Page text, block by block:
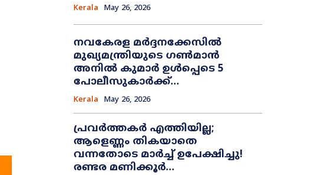
Kerala May 26, 2026
നവകേരള മർദ്ദനക്കേസിൽ
മുഖ്യമന്ത്രിയുടെ ഗൺമാൻ
അനിൽ കുമാർ ഉൾപ്പെടെ 5
പോലീസുകാർക്ക്...
Kerala May 26, 2026
പ്രവർത്തകർ എത്തിയില്ല;
ആളെണ്ണം തികയാതെ
വന്നതോടെ മാർച്ച് ഉപേക്ഷിച്ചു!
രണ്ടര മണിക്കൂർ...